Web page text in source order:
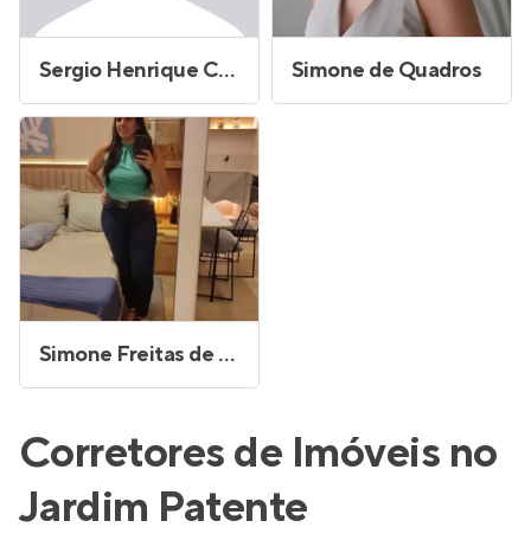
Sergio Henrique Cocurullo Simoes Simone de Quadros
Simone Freitas de Souza
Corretores de Imóveis no
Jardim Patente